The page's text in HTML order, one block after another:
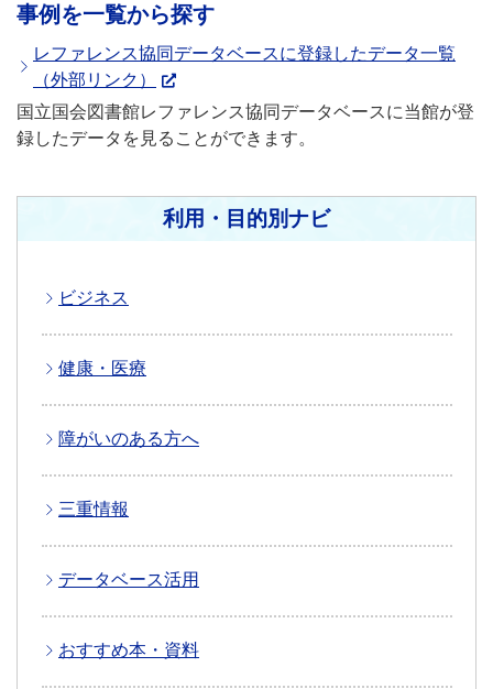
事例を一覧から探す
レファレンス協同データベースに登録したデータ一覧
（外部リンク）
国立国会図書館レファレンス協同データベースに当館が登
録したデータを見ることができます。
利用・目的別ナビ
ビジネス
健康・医療
障がいのある方へ
三重情報
データベース活用
おすすめ本・資料